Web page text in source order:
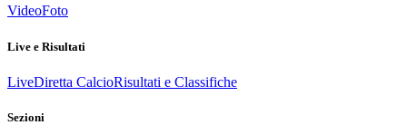
VideoFoto
Live e Risultati
LiveDiretta CalcioRisultati e Classifiche
Sezioni